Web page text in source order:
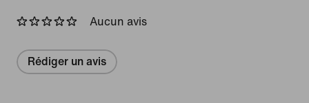
Aucun avis
Rédiger un avis